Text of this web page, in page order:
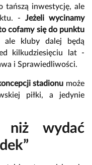
tańszą inwestycję, ale
- Jeżeli wycinamy
cofamy się do punktu
ale kluby dalej będą
kilkudziesięciu lat -
i Sprawiedliwości.
stadionu może
piłki, a jedynie
niż wydać